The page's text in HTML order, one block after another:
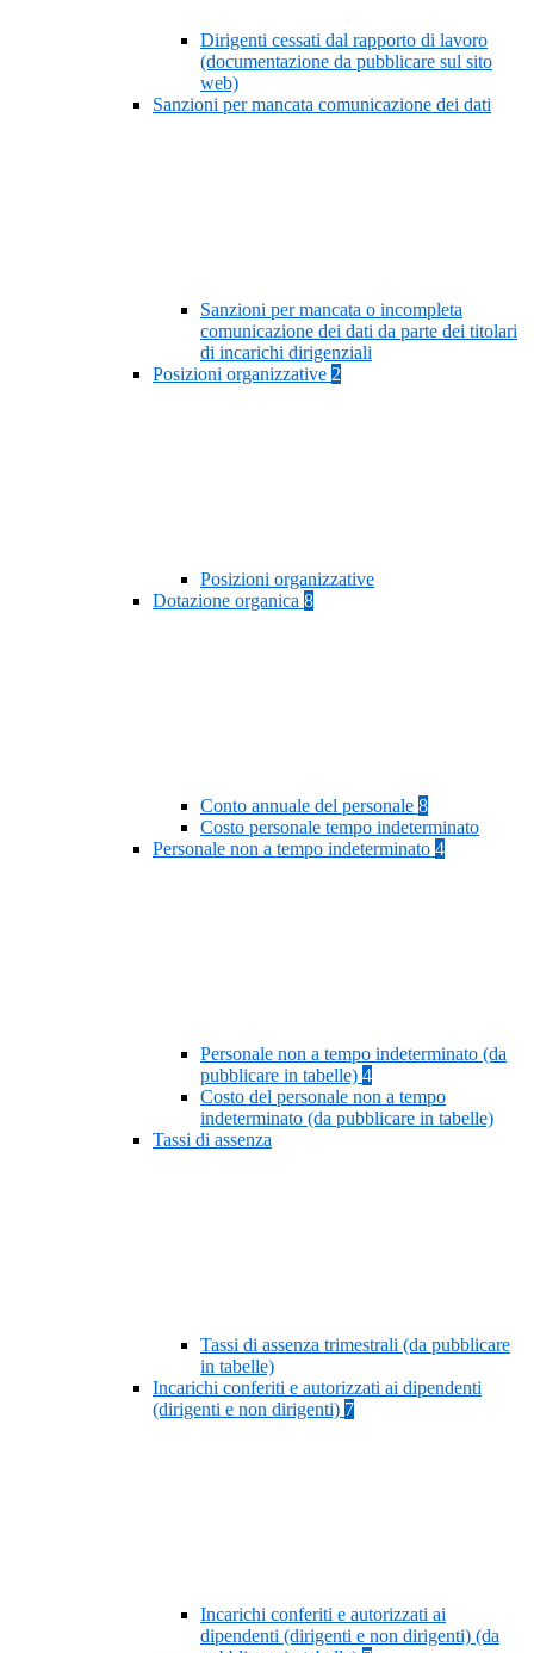
Dirigenti cessati dal rapporto di lavoro
(documentazione da pubblicare sul sito
web)
Sanzioni per mancata comunicazione dei dati
Sanzioni per mancata o incompleta
comunicazione dei dati da parte dei titolari
di incarichi dirigenziali
Posizioni organizzative 2
Posizioni organizzative
Dotazione organica 8
Conto annuale del personale 8
Costo personale tempo indeterminato
Personale non a tempo indeterminato 4
Personale non a tempo indeterminato (da
pubblicare in tabelle) 4
Costo del personale non a tempo
indeterminato (da pubblicare in tabelle)
Tassi di assenza
Tassi di assenza trimestrali (da pubblicare
in tabelle)
Incarichi conferiti e autorizzati ai dipendenti
(dirigenti e non dirigenti) 7
Incarichi conferiti e autorizzati ai
dipendenti (dirigenti e non dirigenti) (da